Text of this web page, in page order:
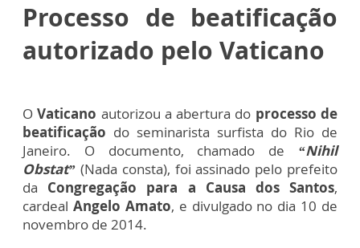
Processo de beatificação
autorizado pelo Vaticano
OVaticano autorizou a abertura do processo de
beatificação do seminarista surfista do Rio de
Janeiro. O documento, chamado de “Nihil
Obstat” (Nada consta), foi assinado pelo prefeito
da Congregação para a Causa dos Santos,
cardeal Angelo Amato, e divulgado no dia 10 de
novembro de 2014.